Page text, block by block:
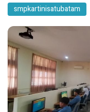
smpkartinisatubatam